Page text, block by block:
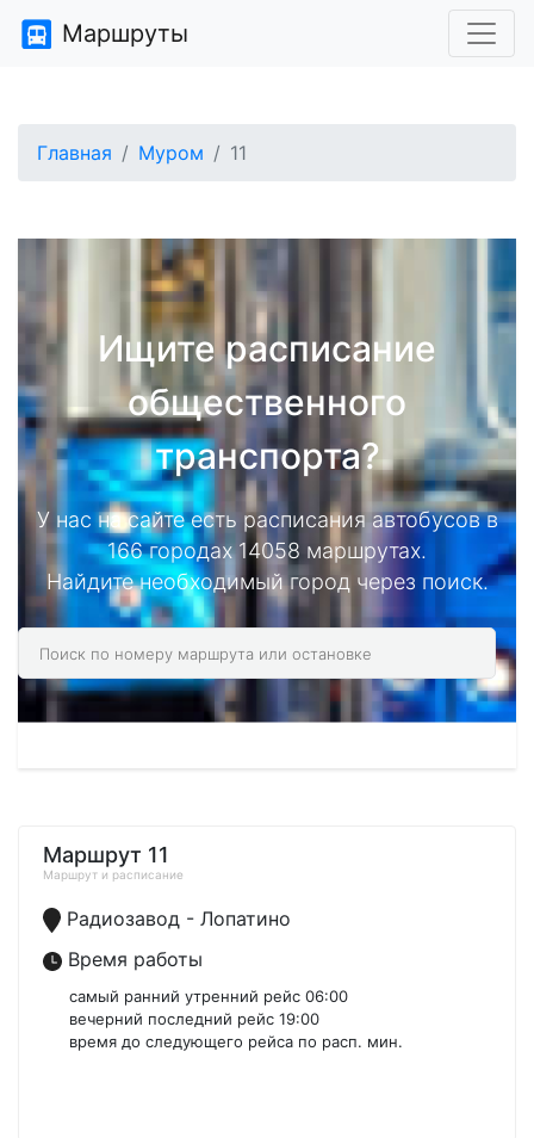
Маршруты
Главная Муром 11
Ищите расписание
общественного
транспорта?
У нас на сайте есть расписания автобусов в
166 городах 14058 маршрутах.
Найдите необходимый город через поиск.
Маршрут 11
Маршрут и расписание
Радиозавод - Лопатино
Время работы
самый ранний утренний рейс 06:00
вечерний последний рейс 19:00
время до следующего рейса по расп. мин.